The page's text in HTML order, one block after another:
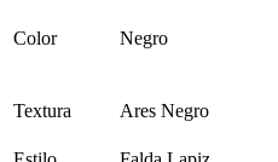
Color Negro
Textura Ares Negro